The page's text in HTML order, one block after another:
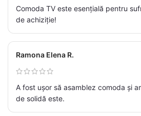
Comoda TV este esențială pentru
de achiziție!
Ramona Elena R.
A fost ușor să asamblez comoda și
de solidă este.